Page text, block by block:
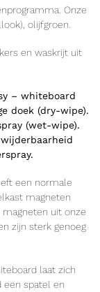
Onze
olijfgroen.
en waskrijt uit
– whiteboard
doek (dry-wipe).
(wet-wipe).
een normale
magneten
uit onze
zijn sterk genoeg
laat zich
een spatel en